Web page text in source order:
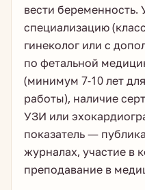
вести беременность.
специализацию
гинеколог или с
по фетальной
(минимум 7-10 лет
работы), наличие
УЗИ или
показатель —
журналах, участие в
преподавание в